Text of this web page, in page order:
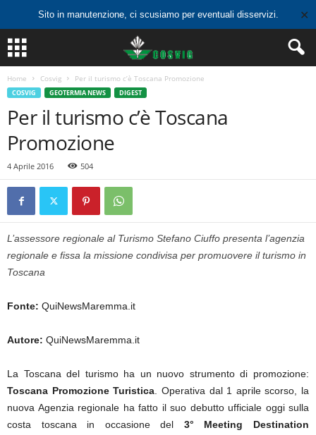
Sito in manutenzione, ci scusiamo per eventuali disservizi. ✕
Home Cosvig Per il turismo c’è Toscana Promozione
COSVIG GEOTERMIA NEWS DIGEST
Per il turismo c’è Toscana
Promozione
4 Aprile 2016 504
L’assessore regionale al Turismo Stefano Ciuffo presenta l’agenzia
regionale e fissa la missione condivisa per promuovere il turismo in
Toscana
Fonte: QuiNewsMaremma.it
Autore: QuiNewsMaremma.it
La Toscana del turismo ha un nuovo strumento di promozione:
Toscana Promozione Turistica . Operativa dal 1 aprile scorso, la
nuova Agenzia regionale ha fatto il suo debutto ufficiale oggi sulla
costa toscana in occasione del 3° Meeting Destination